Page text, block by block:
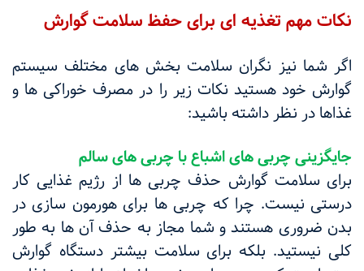
نکات مهم تغذیه ای برای حفظ سلامت گوارش
اگر شما نیز نگران سلامت بخش های مختلف سیستم
گوارش خود هستید نکات زیر را در مصرف خوراکی ها و
غذاها در نظر داشته باشید:
جایگزینی چربی های اشباع با چربی های سالم
برای سلامت گوارش حذف چربی ها از رژیم غذایی کار
درستی نیست. چرا که چربی ها برای هورمون سازی در
بدن ضروری هستند و شما مجاز به حذف آن ها به طور
کلی نیستید. بلکه برای سلامت بیشتر دستگاه گوارش